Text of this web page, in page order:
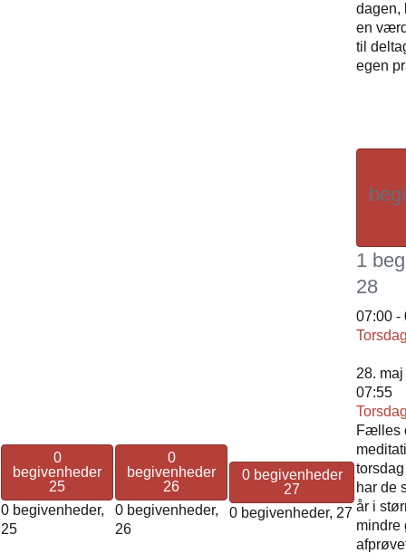
dagen,
en
til
egen
0
begivenheder
25
0 begivenheder,
25
0
begivenheder
26
0 begivenheder,
26
0 begivenheder
27
0 begivenheder, 27
1
28
07:00 -
28. maj
07:55
Fælles
har de
år i
mindre